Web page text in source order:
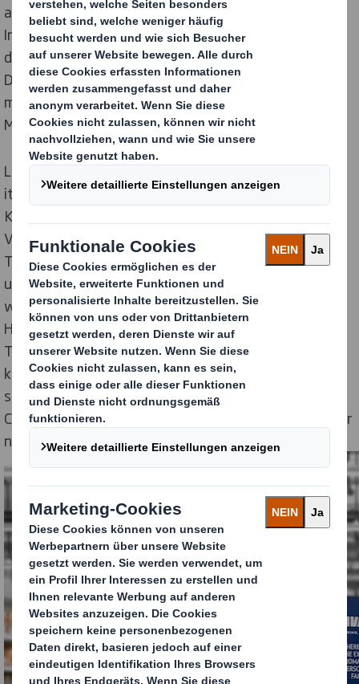
anpassen – sei es als Insel, Straße oder als dekorative
Infosäule für den Eingangsbereich. Die Juroren des
diesjährigen Superstars zeigten sich von dem
Displaykonzept begeistert und prämierten die Lösung
mit Silber in der Kategorie „Display mit
Materialschwerpunkt Wellpappe, warentragend”.
Lavazza steht seit 1895 für Premiumqualität, echt
italienisches Lebensgefühl und höchsten
Kaffeegenuss. Mit dem neuen, weltweit einheitlichen
Verpackungsdesign verschaffte der italienische
Traditionsröster Nr. 1 seinen Produkten ein modernes
und gleichsam unverwechselbares Outfit. Flankiert
wird der neue Markenauftritt von einer Promotion im
Handel, bei der sich die Shopper eine exklusive Aroma-
Tasse sichern können: Einfach zwei Aktionsprodukte
kaufen, Kassenbon einschicken oder hochladen und
schon erhalten sie per Post eine Espresso- oder Caffè
Crema-Tasse, bedruckt mit der Aroma-Mark in einer der
neuen Produktfarben.